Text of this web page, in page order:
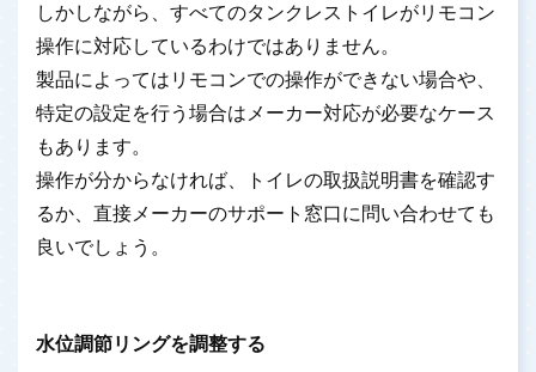
しかしながら、すべてのタンクレストイレがリモコン
操作に対応しているわけではありません。
製品によってはリモコンでの操作ができない場合や、
特定の設定を行う場合はメーカー対応が必要なケース
もあります。
操作が分からなければ、トイレの取扱説明書を確認す
るか、直接メーカーのサポート窓口に問い合わせても
良いでしょう。
水位調節リングを調整する